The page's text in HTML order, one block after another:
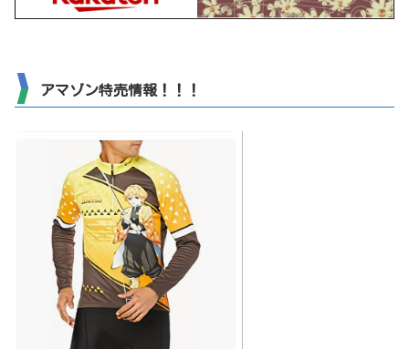
アマゾン特売情報！！！